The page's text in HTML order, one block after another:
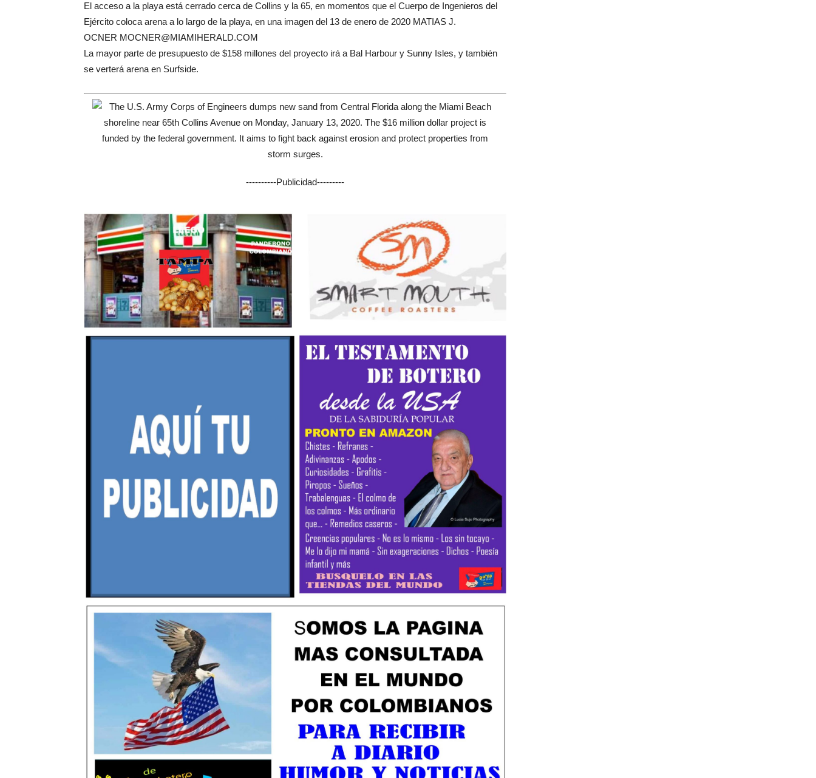
El acceso a la playa está cerrado cerca de Collins y la 65, en momentos que el Cuerpo de Ingenieros del
Ejército coloca arena a lo largo de la playa, en una imagen del 13 de enero de 2020 MATIAS J.
OCNER MOCNER@MIAMIHERALD.COM
La mayor parte de presupuesto de $158 millones del proyecto irá a Bal Harbour y Sunny Isles, y también
se verterá arena en Surfside.
----------Publicidad---------